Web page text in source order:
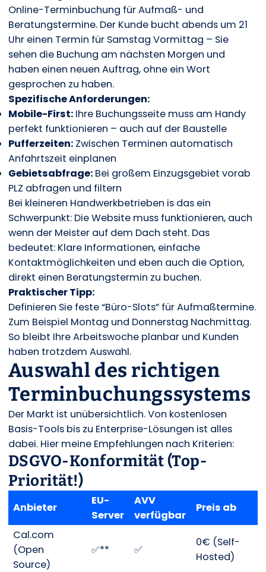
Online-Terminbuchung für Aufmaß- und
Beratungstermine. Der Kunde bucht abends um 21
Uhr einen Termin für Samstag Vormittag – Sie
sehen die Buchung am nächsten Morgen und
haben einen neuen Auftrag, ohne ein Wort
gesprochen zu haben.
Spezifische Anforderungen:
Mobile-First:Ihre Buchungsseite muss am Handy
perfekt funktionieren – auch auf der Baustelle
Pufferzeiten:Zwischen Terminen automatisch
Anfahrtszeit einplanen
Gebietsabfrage:Bei großem Einzugsgebiet vorab
PLZ abfragen und filtern
Bei kleineren Handwerkbetrieben is das ein
Schwerpunkt: Die Website muss funktionieren, auch
wenn der Meister auf dem Dach steht. Das
bedeutet: Klare Informationen, einfache
Kontaktmöglichkeiten und eben auch die Option,
direkt einen Beratungstermin zu buchen.
Praktischer Tipp:
Definieren Sie feste “Büro-Slots” für Aufmaßtermine.
Zum Beispiel Montag und Donnerstag Nachmittag.
So bleibt Ihre Arbeitswoche planbar und Kunden
haben trotzdem Auswahl.
Auswahl des richtigen
Terminbuchungssystems
Der Markt ist unübersichtlich. Von kostenlosen
Basis-Tools bis zu Enterprise-Lösungen ist alles
dabei. Hier meine Empfehlungen nach Kriterien:
DSGVO-Konformität (Top-
Priorität!)
Anbieter
EU-
Server
AVV
verfügbar
Preis ab
Cal.com
(Open
Source)
✅** ✅
0€ (Self-
Hosted)